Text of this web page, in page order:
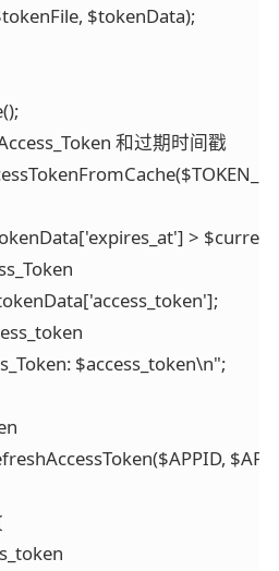
$tokenData);
和过期时间戳
>
$access_token\n";